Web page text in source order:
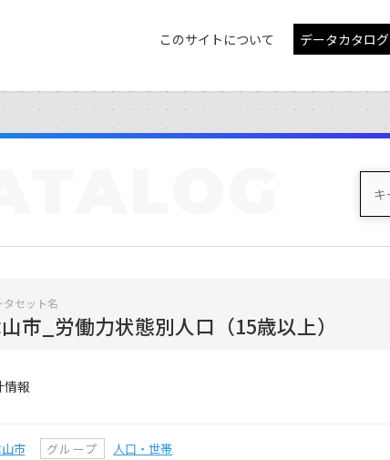
このサイトについて データカタログ
タセット名
市_労働力状態別人口（15歳以上）
情報
市 グループ 人口・世帯